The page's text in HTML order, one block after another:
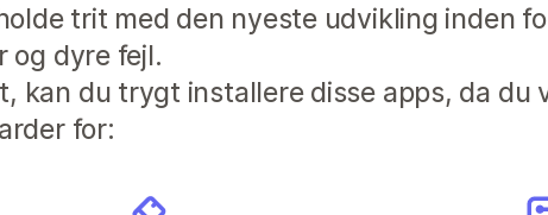
trit med den nyeste udvikling inden
og dyre fejl.
kan du trygt installere disse apps, da du
for: